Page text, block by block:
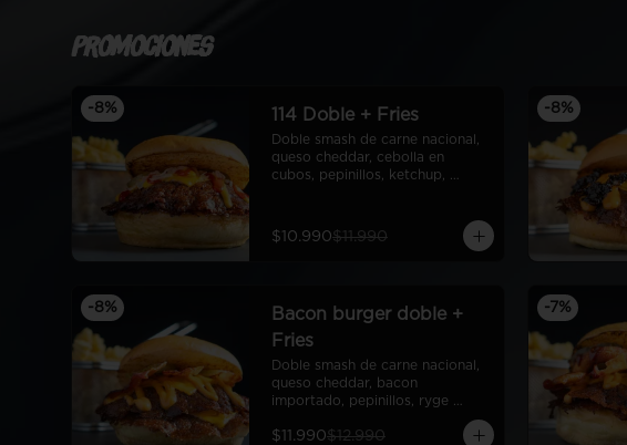
Promociones
-8% 114 Doble + Fries
Doble smash de carne nacional,
queso cheddar, cebolla en
cubos, pepinillos, ketchup,
$10.990$11.990
-8%
-8%
Bacon burger doble +
Fries
Doble smash de carne nacional,
queso cheddar, bacon
importado, pepinillos, ryge
$11.990$12.990
-7%